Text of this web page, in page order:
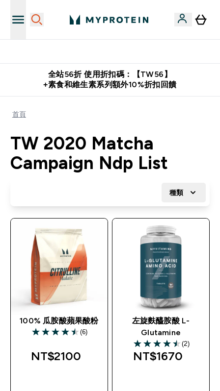
全站56折 使用折扣碼：【TW56】
+素食和維生素系列額外10%折扣回饋
首頁
TW 2020 Matcha
Campaign Ndp List
種類
100% 瓜胺酸蘋果酸粉
4.5 out of 5 stars
(6)
NT$2100‎
左旋麩醯胺酸 L-
Glutamine
4.5 out of 5 stars
(2)
NT$1670‎